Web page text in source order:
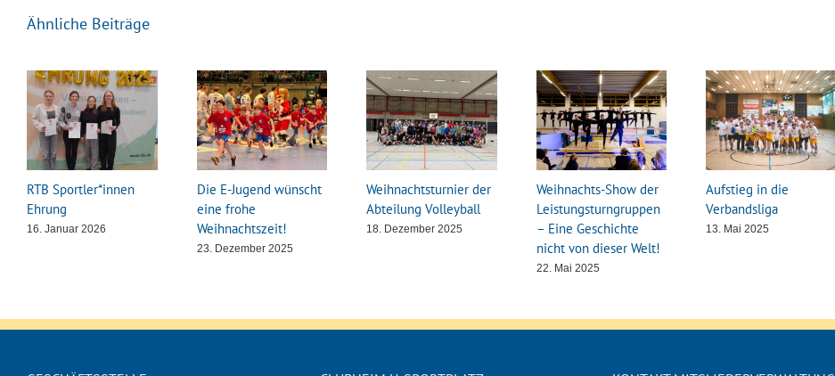
Ähnliche Beiträge
RTB Sportler*innen
Ehrung
16. Januar 2026
Die E-Jugend wünscht
eine frohe
Weihnachtszeit!
23. Dezember 2025
Weihnachtsturnier der
Abteilung Volleyball
18. Dezember 2025
Weihnachts-Show der
Leistungsturngruppen
– Eine Geschichte
nicht von dieser Welt!
22. Mai 2025
Aufstieg in die
Verbandsliga
13. Mai 2025